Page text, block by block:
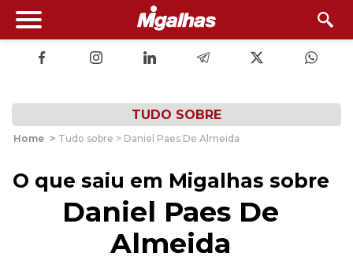
TUDO SOBRE
Home > Tudo sobre > Daniel Paes De Almeida
O que saiu em Migalhas sobre
Daniel Paes De
Almeida